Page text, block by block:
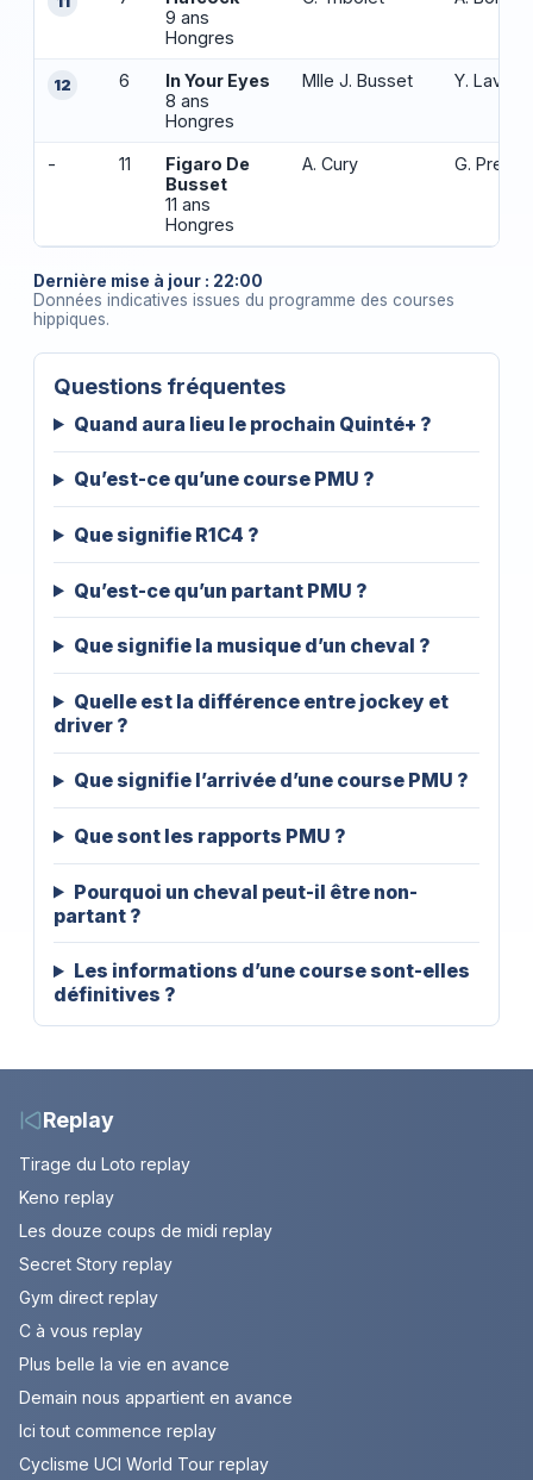
9 ans
Hongres
12 6
In Your Eyes
8 ans
Hongres
Mlle J. Busset Y.
- 11
Figaro De
Busset
11 ans
Hongres
A. Cury G.
Dernière mise à jour : 22:00
Données indicatives issues du programme des courses
hippiques.
Questions fréquentes
Quand aura lieu le prochain Quinté+ ?
Qu’est-ce qu’une course PMU ?
Que signifie R1C4 ?
Qu’est-ce qu’un partant PMU ?
Que signifie la musique d’un cheval ?
Quelle est la différence entre jockey et
driver ?
Que signifie l’arrivée d’une course PMU ?
Que sont les rapports PMU ?
Pourquoi un cheval peut-il être non-
partant ?
Les informations d’une course sont-elles
définitives ?
Replay
Tirage du Loto replay
Keno replay
Les douze coups de midi replay
Secret Story replay
Gym direct replay
C à vous replay
Plus belle la vie en avance
Demain nous appartient en avance
Ici tout commence replay
Cyclisme UCI World Tour replay